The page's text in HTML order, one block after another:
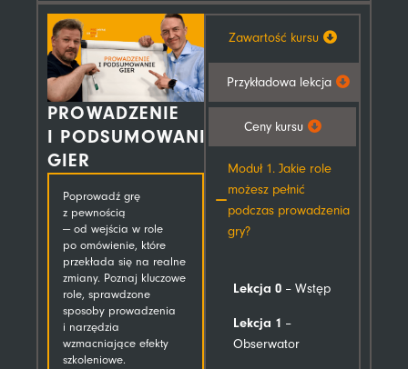
PROWADZENIE
I PODSUMOWANIE
GIER
Poprowadź grę
z pewnością
— od wejścia w role
po omówienie, które
przekłada się na realne
zmiany. Poznaj kluczowe
role, sprawdzone
sposoby prowadzenia
i narzędzia
wzmacniające efekty
szkoleniowe.
Zawartość kursu
Przykładowa lekcja
Ceny kursu
Moduł 1. Jakie role
możesz pełnić
podczas prowadzenia
gry?
Lekcja 0 – Wstęp
Lekcja 1 –
Obserwator